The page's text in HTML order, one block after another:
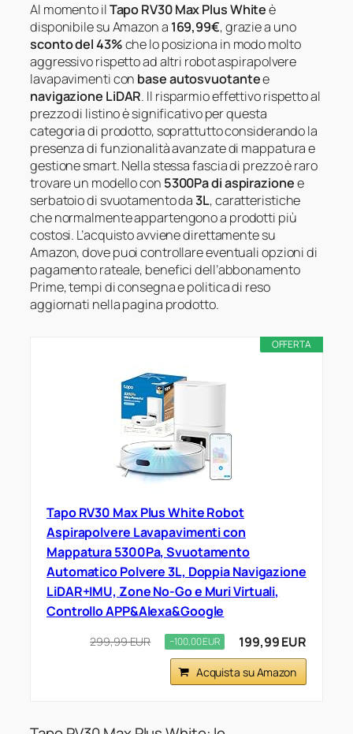
Al momento ilTapo RV30 Max Plus Whiteè
disponibile su Amazon a 169,99€, grazie a uno
sconto del 43%che lo posiziona in modo molto
aggressivo rispetto ad altri robot aspirapolvere
lavapavimenti con base autosvuotantee
navigazione LiDAR. Il risparmio effettivo rispetto al
prezzo di listino è significativo per questa
categoria di prodotto, soprattutto considerando la
presenza di funzionalità avanzate di mappatura e
gestione smart. Nella stessa fascia di prezzo è raro
trovare un modello con 5300Pa di aspirazionee
serbatoio di svuotamento da3L, caratteristiche
che normalmente appartengono a prodotti più
costosi. L’acquisto avviene direttamente su
Amazon, dove puoi controllare eventuali opzioni di
pagamento rateale, benefici dell’abbonamento
Prime, tempi di consegna e politica di reso
aggiornati nella pagina prodotto.
OFFERTA
Tapo RV30 Max Plus White Robot
Aspirapolvere Lavapavimenti con
Mappatura 5300Pa, Svuotamento
Automatico Polvere 3L, Doppia Navigazione
LiDAR+IMU, Zone No-Go e Muri Virtuali,
Controllo APP&Alexa&Google
299,99 EUR −100,00 EUR 199,99 EUR
Acquista su Amazon